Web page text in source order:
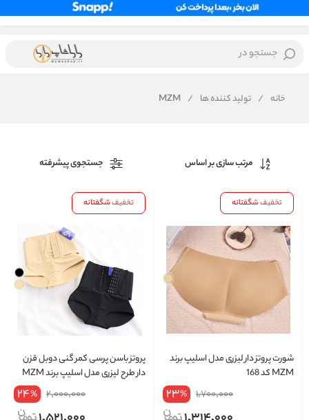
جستجو در
خانه / تولید کننده ها /
MZM
مرتب سازی بر اساس جستجوی پیشرفته
تخفیفشگفتانه
شورت پروتز دار لیزری مدل اسلیپ برند
MZM کد 168
1,700,000
23%
تخفیفشگفتانه
پروتز باسن پرسی کمر گنی دوبل قزن
دار طرح لیزری مدل اسلیپ برند MZM
2,000,000
24%